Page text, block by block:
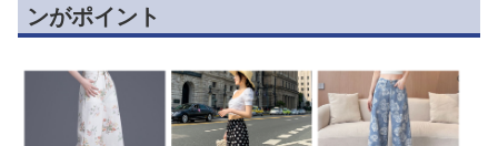
ンがポイント